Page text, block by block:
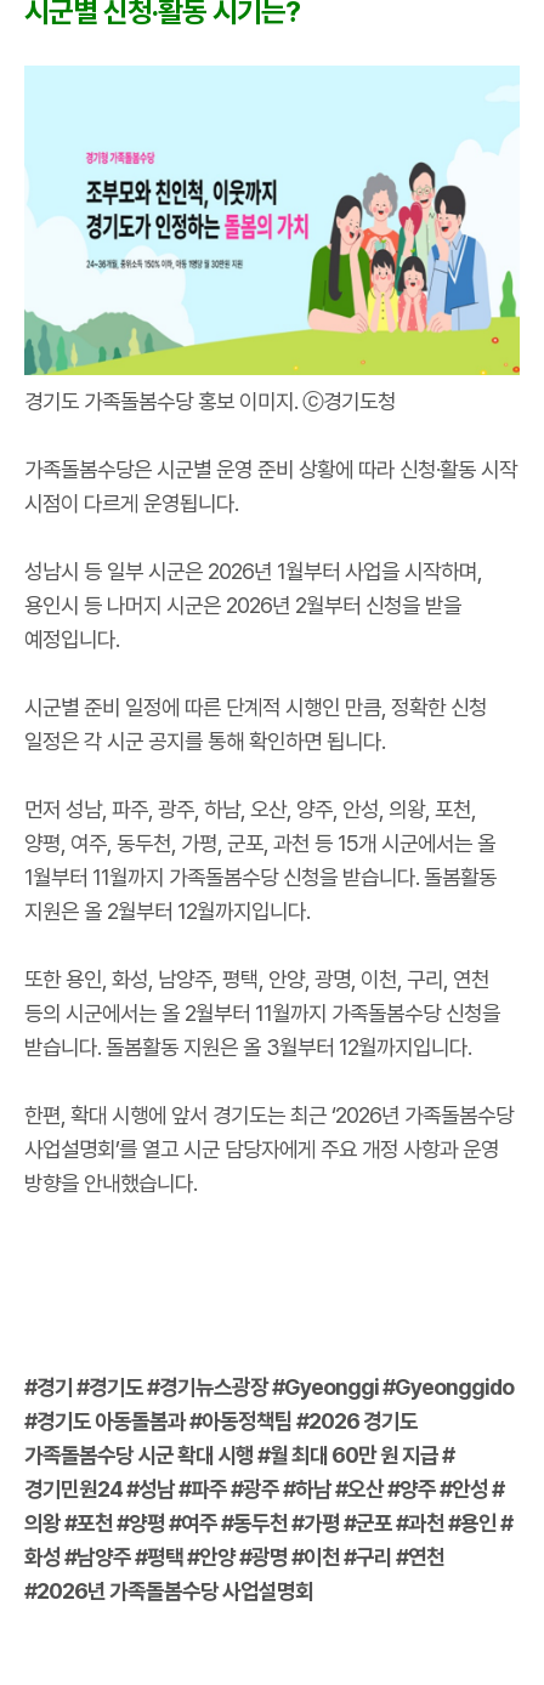
시군별 신청‧활동 시기는?
경기도 가족돌봄수당 홍보 이미지. ⓒ경기도청
가족돌봄수당은 시군별 운영 준비 상황에 따라 신청·활동 시작
시점이 다르게 운영됩니다.
성남시 등 일부 시군은 2026년 1월부터 사업을 시작하며,
용인시 등 나머지 시군은 2026년 2월부터 신청을 받을
예정입니다.
시군별 준비 일정에 따른 단계적 시행인 만큼, 정확한 신청
일정은 각 시군 공지를 통해 확인하면 됩니다.
먼저 성남, 파주, 광주, 하남, 오산, 양주, 안성, 의왕, 포천,
양평, 여주, 동두천, 가평, 군포, 과천 등 15개 시군에서는 올
1월부터 11월까지 가족돌봄수당 신청을 받습니다. 돌봄활동
지원은 올 2월부터 12월까지입니다.
또한 용인, 화성, 남양주, 평택, 안양, 광명, 이천, 구리, 연천
등의 시군에서는 올 2월부터 11월까지 가족돌봄수당 신청을
받습니다. 돌봄활동 지원은 올 3월부터 12월까지입니다.
한편, 확대 시행에 앞서 경기도는 최근 ‘2026년 가족돌봄수당
사업설명회’를 열고 시군 담당자에게 주요 개정 사항과 운영
방향을 안내했습니다.
#경기 #경기도 #경기뉴스광장 #Gyeonggi #Gyeonggido
#경기도 아동돌봄과 #아동정책팀 #2026 경기도
가족돌봄수당 시군 확대 시행 #월 최대 60만 원 지급 #
경기민원24 #성남 #파주 #광주 #하남 #오산 #양주 #안성 #
의왕 #포천 #양평 #여주 #동두천 #가평 #군포 #과천 #용인 #
화성 #남양주 #평택 #안양 #광명 #이천 #구리 #연천
#2026년 가족돌봄수당 사업설명회